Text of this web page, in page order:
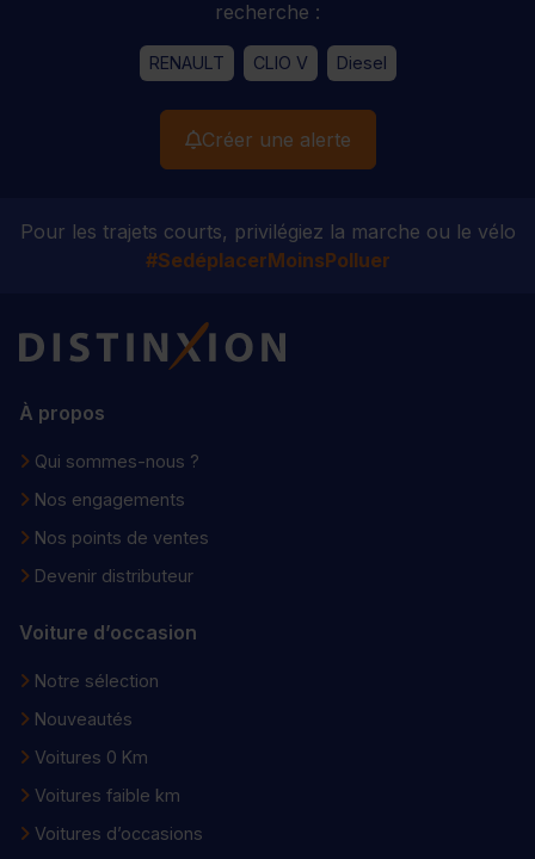
recherche :
RENAULT CLIO V Diesel
Créer une alerte
Pour les trajets courts, privilégiez la marche ou le vélo
#SedéplacerMoinsPolluer
Distinxion
À propos
Qui sommes-nous ?
Nos engagements
Nos points de ventes
Devenir distributeur
Voiture d’occasion
Notre sélection
Nouveautés
Voitures 0 Km
Voitures faible km
Voitures d’occasions